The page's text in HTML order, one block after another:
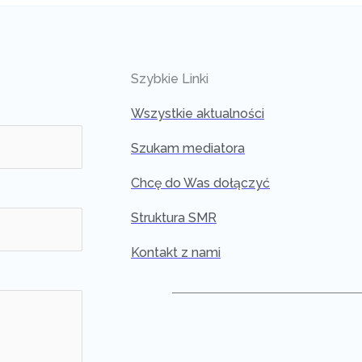
Szybkie Linki
Wszystkie aktualności
Szukam mediatora
Chcę do Was dołączyć
Struktura SMR
Kontakt z nami